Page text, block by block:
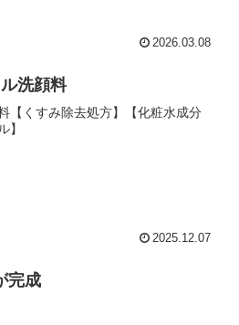
2026.03.08
洗顔料
【くすみ除去処方】【化粧水成分
】
2025.12.07
完成